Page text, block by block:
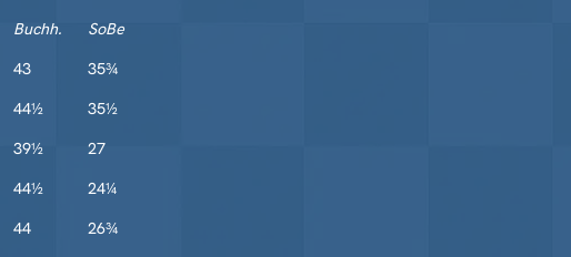
Buchh.
SoBe
43
35¾
44½
35½
39½
27
44½
24¼
44
26¾